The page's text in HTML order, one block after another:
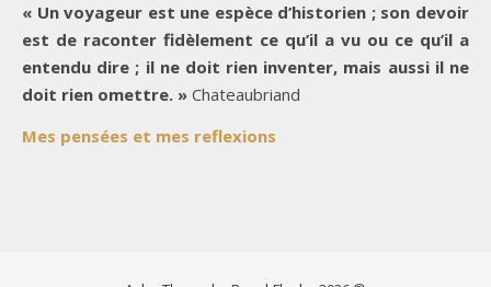
« Un voyageur est une espèce d’historien ; son devoir
est de raconter fidèlement ce qu’il a vu ou ce qu’il a
entendu dire ; il ne doit rien inventer, mais aussi il ne
doit rien omettre. » Chateaubriand
Mes pensées et mes reflexions